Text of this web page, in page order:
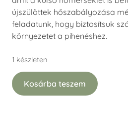
újszülöttek hőszabályozása
feladatunk, hogy biztosítsuk
környezetet a pihenéshez.
1 készleten
Kosárba teszem